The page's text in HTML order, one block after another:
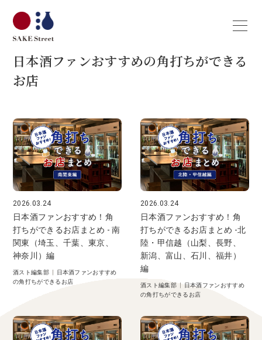
日本酒ファンおすすめの角打ちができる
お店
2026.03.24
日本酒ファンおすすめ！角
打ちができるお店まとめ - 南
関東（埼玉、千葉、東京、
神奈川）編
酒スト編集部|
日本酒ファンおすすめ
の角打ちができるお店
2026.03.24
日本酒ファンおすすめ！角
打ちができるお店まとめ -北
陸・甲信越（山梨、長野、
新潟、富山、石川、福井）
編
酒スト編集部
日本酒ファンおすすめ
の角打ちができるお店